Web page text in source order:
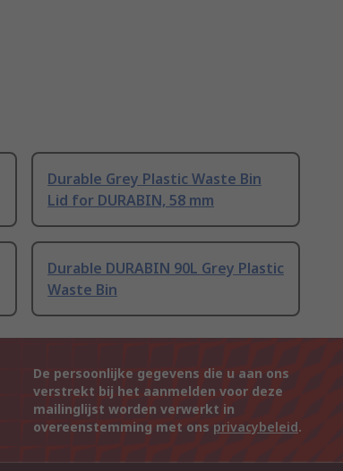
Durable Grey Plastic Waste Bin
Lid for DURABIN, 58 mm
Durable DURABIN 90L Grey Plastic
Waste Bin
De persoonlijke gegevens die u aan ons
verstrekt bij het aanmelden voor deze
mailinglijst worden verwerkt in
overeenstemming met ons privacybeleid.